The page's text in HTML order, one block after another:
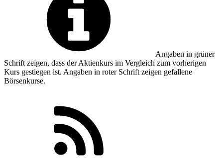
Angaben in grüner
Schrift zeigen, dass der Aktienkurs im Vergleich zum vorherigen
Kurs gestiegen ist. Angaben in roterSchrift zeigen gefallene
Börsenkurse.